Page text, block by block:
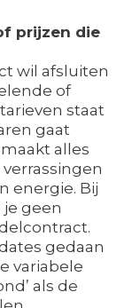
prijzen die
wil afsluiten
of
staat
gaat
alles
energie. Bij
geen
gedaan
variabele
als de